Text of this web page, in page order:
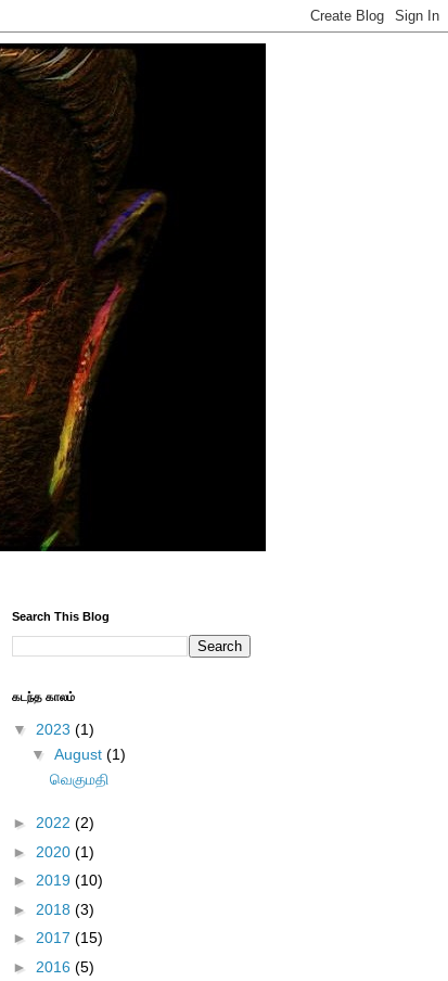
Search This Blog
கடந்த காலம்
▼ 2023 (1)
▼ August (1)
வெகுமதி
► 2022 (2)
► 2020 (1)
► 2019 (10)
► 2018 (3)
► 2017 (15)
► 2016 (5)